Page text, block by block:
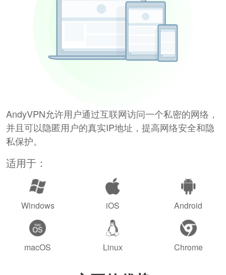
AndyVPN允许用户通过互联网访问一个私密的网络，
并且可以隐匿用户的真实IP地址，提高网络安全和隐
私保护。
适用于：
Windows iOS Android
macOS Linux Chrome